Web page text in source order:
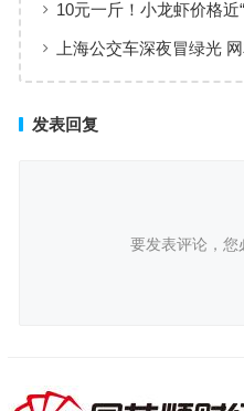
10元一斤！小龙虾价格
多吃
上海公交车深夜冒绿光
发表回复
要发表评论，您